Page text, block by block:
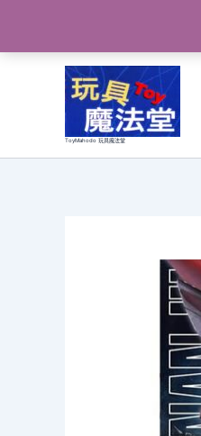
內
ToyMahodo 玩具魔法堂